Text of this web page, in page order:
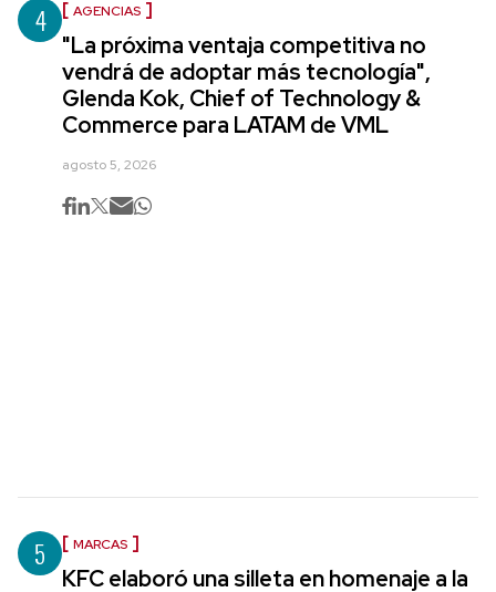
4 AGENCIAS
"La próxima ventaja competitiva no
vendrá de adoptar más tecnología",
Glenda Kok, Chief of Technology &
Commerce para LATAM de VML
agosto 5, 2026
5 MARCAS
KFC elaboró una silleta en homenaje a la